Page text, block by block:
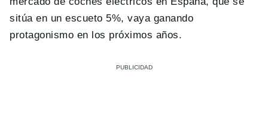
sitúa en un escueto 5%, vaya ganando
protagonismo en los próximos años.